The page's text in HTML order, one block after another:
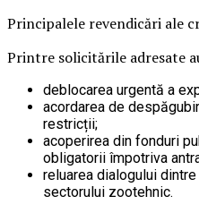
Principalele revendicări ale
Printre solicitările adresate
deblocarea urgentă a
acordarea de
restricții;
acoperirea din fonduri
obligatorii împotriva
reluarea dialogului
sectorului zootehnic.